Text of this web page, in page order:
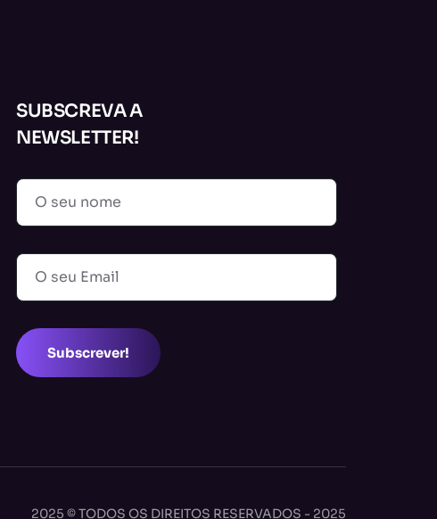
SUBSCREVA A
NEWSLETTER!
Subscrever!
2025 © TODOS OS DIREITOS RESERVADOS - 2025